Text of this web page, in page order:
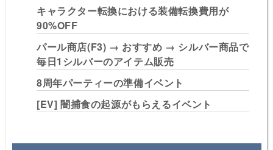
キャラクター転換における装備転換費用が
90%OFF
パール商店(F3) → おすすめ → シルバー商品で
毎日1シルバーのアイテム販売
8周年パーティーの準備イベント
[EV] 闇捕食の起源がもらえるイベント